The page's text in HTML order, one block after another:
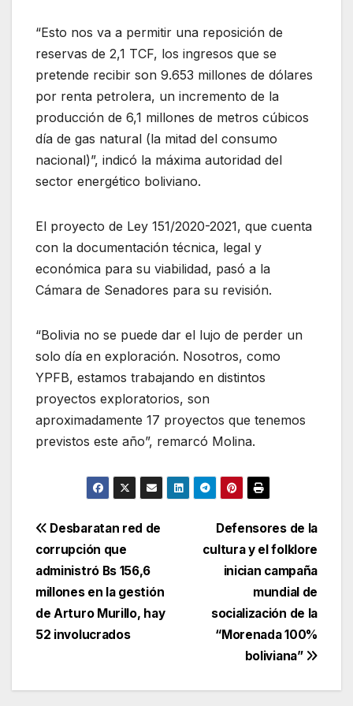
“Esto nos va a permitir una reposición de
reservas de 2,1 TCF, los ingresos que se
pretende recibir son 9.653 millones de dólares
por renta petrolera, un incremento de la
producción de 6,1 millones de metros cúbicos
día de gas natural (la mitad del consumo
nacional)”, indicó la máxima autoridad del
sector energético boliviano.
El proyecto de Ley 151/2020-2021, que cuenta
con la documentación técnica, legal y
económica para su viabilidad, pasó a la
Cámara de Senadores para su revisión.
“Bolivia no se puede dar el lujo de perder un
solo día en exploración. Nosotros, como
YPFB, estamos trabajando en distintos
proyectos exploratorios, son
aproximadamente 17 proyectos que tenemos
previstos este año”, remarcó Molina.
Navegación
de
entradas
Defensores de la
cultura y el folklore
inician campaña
mundial de
socialización de la
“Morenada 100%
boliviana”
Desbaratan red de
corrupción que
administró Bs 156,6
millones en la gestión
de Arturo Murillo, hay
52 involucrados